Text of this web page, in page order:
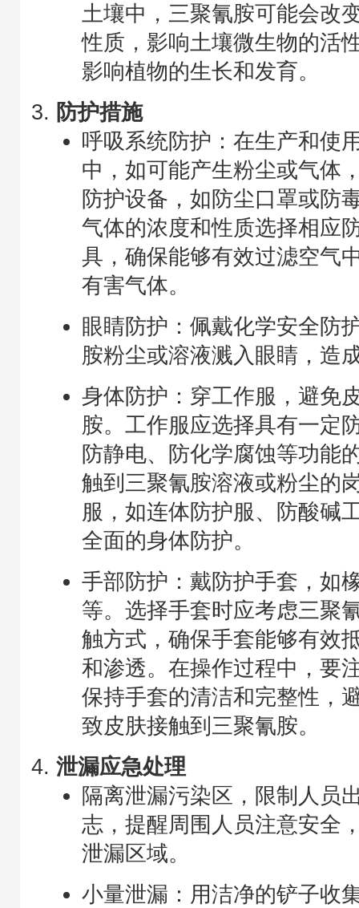
土壤中，三聚氰胺可能会改
性质，影响土壤微生物的活
影响植物的生长和发育。
防护措施
呼吸系统防护：在生产和使
中，如可能产生粉尘或气体
防护设备，如防尘口罩或防
气体的浓度和性质选择相应
具，确保能够有效过滤空气
有害气体。
眼睛防护：佩戴化学安全防
胺粉尘或溶液溅入眼睛，造
身体防护：穿工作服，避免
胺。工作服应选择具有一定
防静电、防化学腐蚀等功能
触到三聚氰胺溶液或粉尘的
服，如连体防护服、防酸碱
全面的身体防护。
手部防护：戴防护手套，如
等。选择手套时应考虑三聚
触方式，确保手套能够有效
和渗透。在操作过程中，要
保持手套的清洁和完整性，
致皮肤接触到三聚氰胺。
泄漏应急处理
隔离泄漏污染区，限制人员
志，提醒周围人员注意安全
泄漏区域。
小量泄漏：用洁净的铲子收